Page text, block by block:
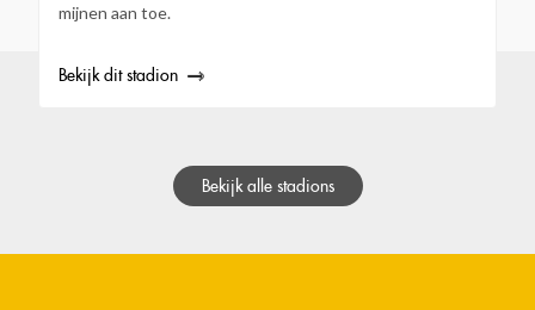
mijnen aan toe.
Bekijk dit stadion
Bekijk alle stadions